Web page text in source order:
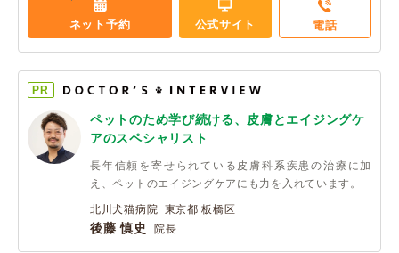
ネット予約 公式サイト 電話
PR
ペットのため学び続ける、皮膚とエイジングケ
アのスペシャリスト
長年信頼を寄せられている皮膚科系疾患の治療に加
え、ペットのエイジングケアにも力を入れています。
北川犬猫病院 東京都 板橋区
後藤 慎史 院長